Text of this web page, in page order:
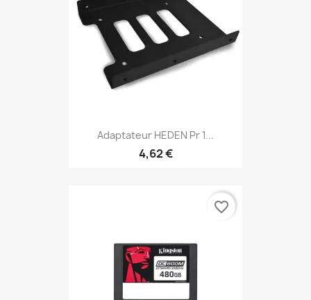
Adaptateur HEDEN Pr 1...
4,62 €
favorite_border